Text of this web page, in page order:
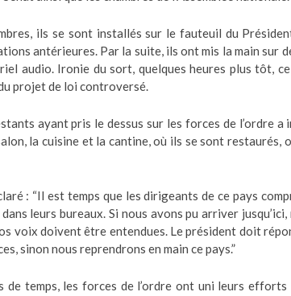
ils se sont installés sur le fauteuil du
antérieures. Par la suite, ils ont mis la main sur
audio. Ironie du sort, quelques heures plus tôt,
projet de loi controversé.
ayant pris le dessus sur les forces de l’ordre a
la cuisine et la cantine, où ils se sont restaurés,
: “Il est temps que les dirigeants de ce pays
leurs bureaux. Si nous avons pu arriver
voix doivent être entendues. Le président doit
sinon nous reprendrons en main ce pays.”
de temps, les forces de l’ordre ont uni leurs